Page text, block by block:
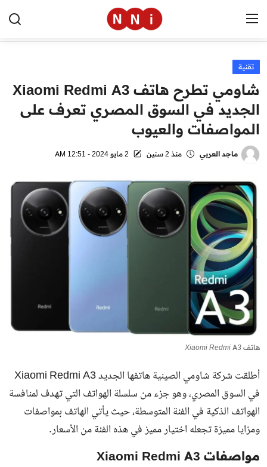
الرئيسية
اخبار مصر
العالم
الرياضة
مال وأعمال
تقنية
التعليم
منوعات
تقنية
شاومي تطرح هاتف Xiaomi Redmi A3
الجديد في السوق المصري تعرف على
المواصفات والعيوب
ماجد العربي منذ 2 سنين 2 مايو 2024 - 12:51 AM
هاتف Xiaomi Redmi A3
أطلقت شركة شاومي الصينية هاتفها الجديد Xiaomi Redmi A3
في السوق المصري، وهو جزء من سلسلة الهواتف التي تهدف لمنافسة
الهواتف الذكية في الفئة المتوسطة، حيث يأتي الهاتف بمواصفات
ومزايا مميزة تجعله اختيار مميز في هذه الفئة من الأسعار.
مواصفات Xiaomi Redmi A3